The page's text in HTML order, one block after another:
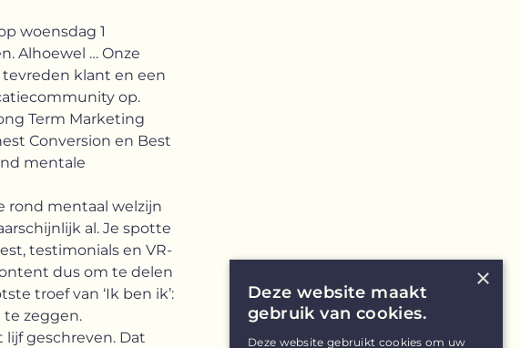
woensdag 1
Alhoewel … Onze
tevreden klant en een
op.
Term Marketing
Conversion en Best
mentale
rond mentaal welzijn
al. Je spotte
testimonials en VR-
dus om te delen
troef van ‘Ik ben ik’:
zeggen.
lijf geschreven. Dat
×
Deze website maakt
gebruik van cookies.
Deze website gebruikt cookies om uw